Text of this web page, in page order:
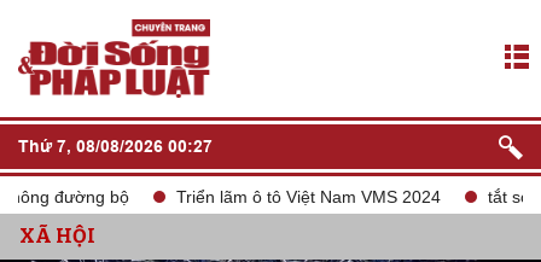
Thứ 7, 08/08/2026 00:27
bộ Triển lãm ô tô Việt Nam VMS 2024 tắt sóng 2G
XÃ HỘI